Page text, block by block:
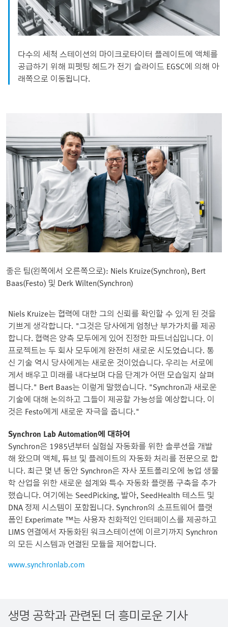
다수의 세척 스테이션의 마이크로타이터 플레이트에 액체를
공급하기 위해 피펫팅 헤드가 전기 슬라이드 EGSC에 의해 아
래쪽으로 이동됩니다.
좋은 팀(왼쪽에서 오른쪽으로): Niels Kruize(Synchron), Bert
Baas(Festo) 및 Derk Wilten(Synchron)
Niels Kruize는 협력에 대한 그의 신뢰를 확인할 수 있게 된 것을
기쁘게 생각합니다. "그것은 당사에게 엄청난 부가가치를 제공
합니다. 협력은 양측 모두에게 있어 진정한 파트너십입니다. 이
프로젝트는 두 회사 모두에게 완전히 새로운 시도였습니다. 통
신 기술 역시 당사에게는 새로운 것이었습니다. 우리는 서로에
게서 배우고 미래를 내다보며 다음 단계가 어떤 모습일지 살펴
봅니다." Bert Baas는 이렇게 말했습니다. "Synchron과 새로운
기술에 대해 논의하고 그들이 제공할 가능성을 예상합니다. 이
것은 Festo에게 새로운 자극을 줍니다."
Synchron Lab Automation에 대하여
Synchron은 1985년부터 실험실 자동화를 위한 솔루션을 개발
해 왔으며 액체, 튜브 및 플레이트의 자동화 처리를 전문으로 합
니다. 최근 몇 년 동안 Synchron은 자사 포트폴리오에 농업 생물
학 산업을 위한 새로운 설계와 특수 자동화 플랫폼 구축을 추가
했습니다. 여기에는 SeedPicking, 발아, SeedHealth 테스트 및
DNA 정제 시스템이 포함됩니다. Synchron의 소프트웨어 플랫
폼인 Experimate ™는 사용자 친화적인 인터페이스를 제공하고
LIMS 연결에서 자동화된 워크스테이션에 이르기까지 Synchron
의 모든 시스템과 연결된 모듈을 제어합니다.
www.synchronlab.com
생명 공학과 관련된 더 흥미로운 기사